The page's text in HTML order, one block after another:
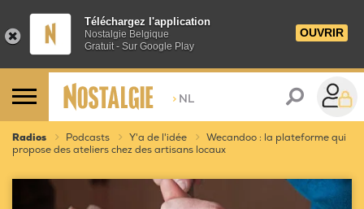
Téléchargez l'application
Nostalgie Belgique
Gratuit - Sur Google Play
OUVRIR
> NL
Radios Podcasts Y'a de l'idée
Wecandoo : la plateforme qui
propose des ateliers chez des artisans locaux